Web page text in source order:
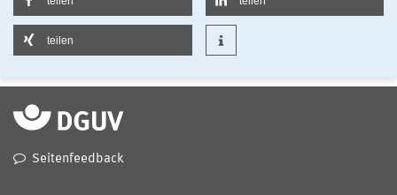
teilen
Seitenfeedback